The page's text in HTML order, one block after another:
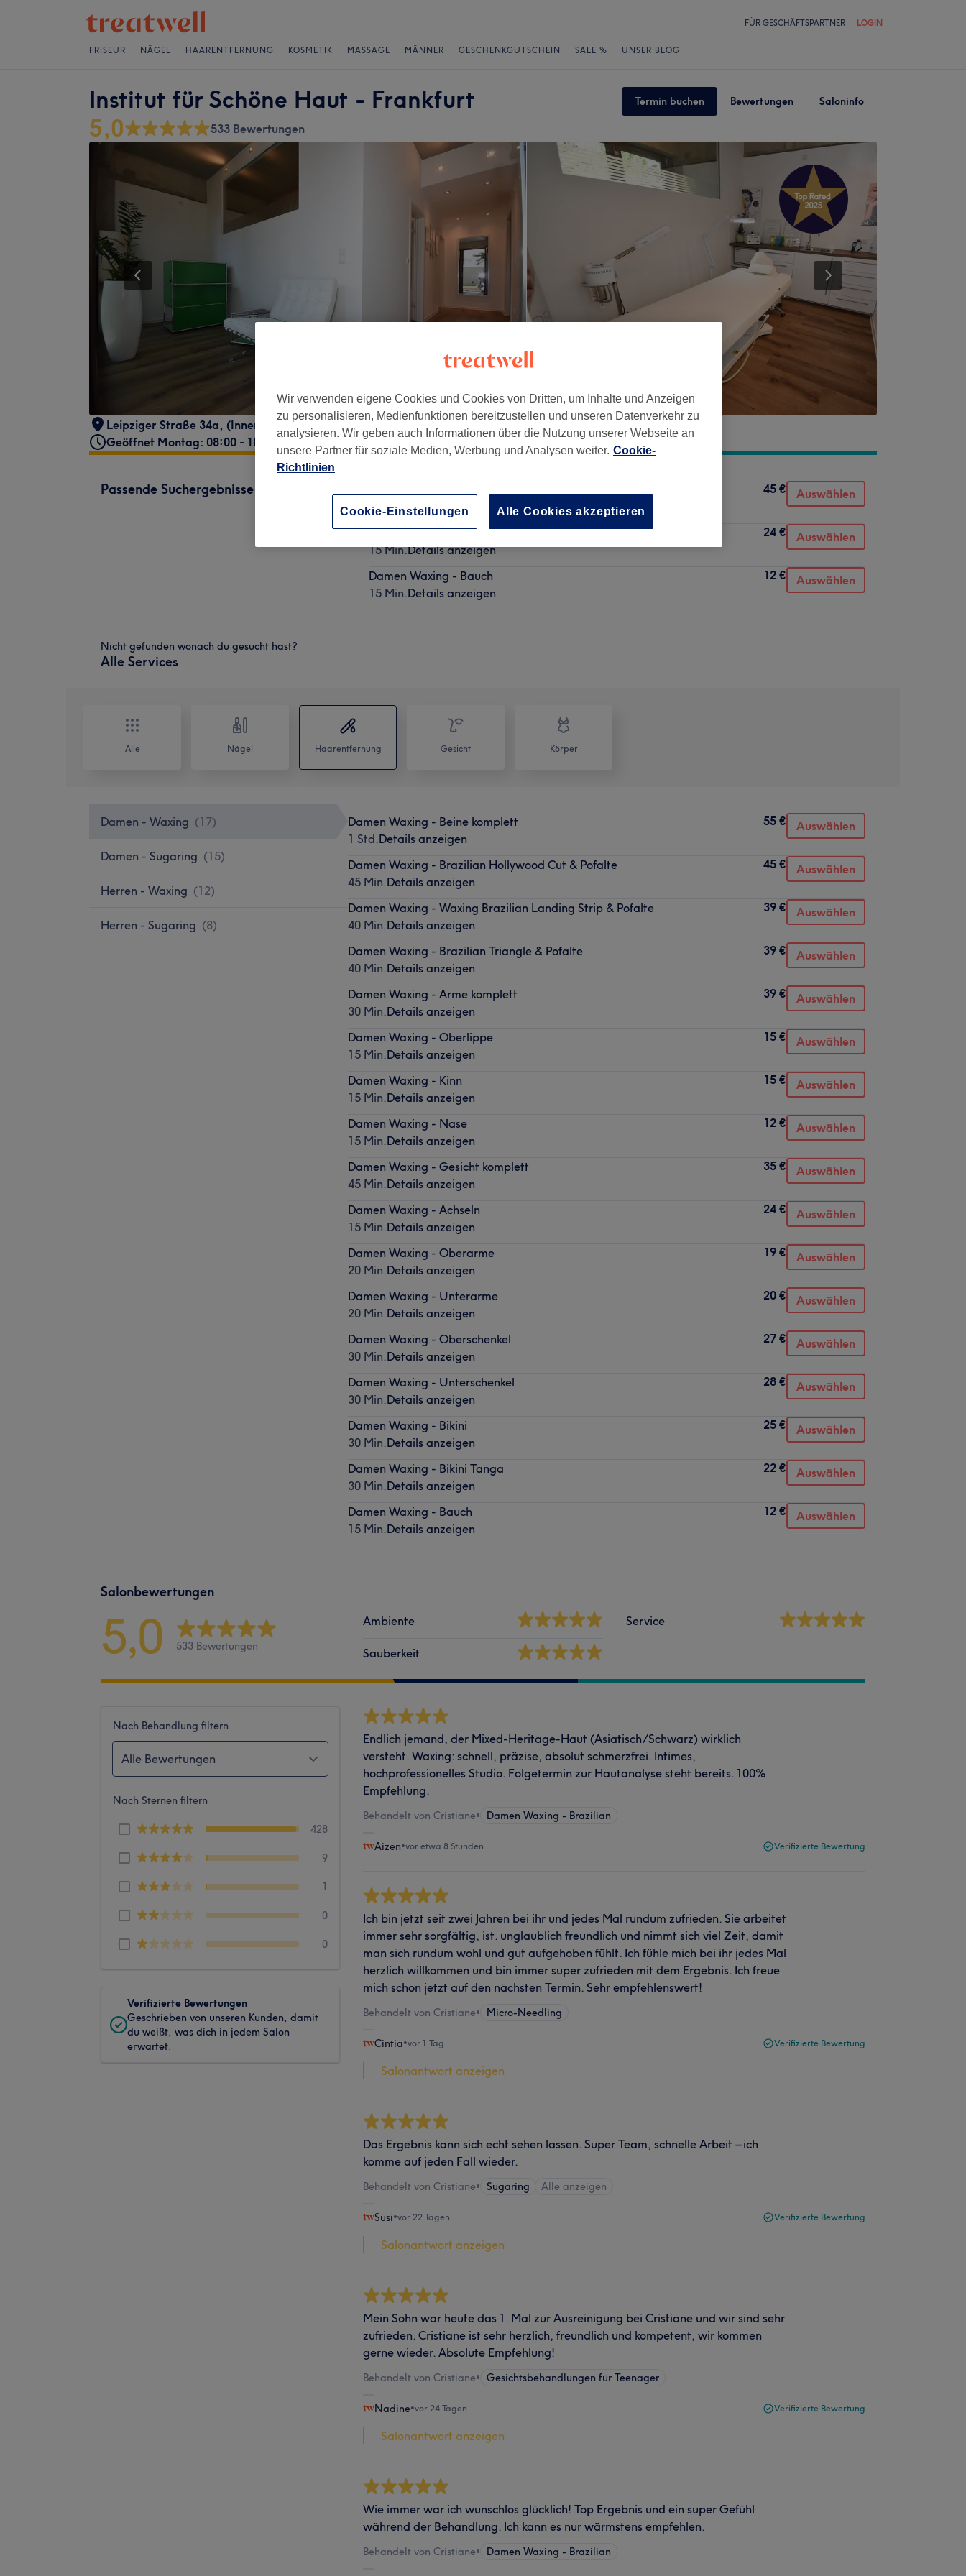
FÜR GESCHÄFTSPARTNER LOGIN
FRISEUR NÄGEL HAARENTFERNUNG KOSMETIK MASSAGE MÄNNER GESCHENKGUTSCHEIN SALE % UNSER BLOG
Institut für Schöne Haut - Frankfurt Termin buchen Bewertungen Saloninfo
5,0 533 Bewertungen
Leipziger Straße 34a, (Innenhof), Frankfurt am Main, Bockenheim, 60487
Geöffnet Montag: 08:00 - 18:00
Passende Suchergebnisse
45 Min.Details anzeigen
45 € Auswählen
Damen Waxing - Achseln
15 Min.Details anzeigen
24 € Auswählen
Damen Waxing - Bauch
15 Min.Details anzeigen
12 € Auswählen
Nicht gefunden wonach du gesucht hast?
Alle Services
Alle Nägel Haarentfernung Gesicht Körper
Damen - Waxing (17)
Damen - Sugaring (15)
Herren - Waxing (12)
Herren - Sugaring (8)
Damen Waxing - Beine komplett
1 Std.Details anzeigen
55 € Auswählen
Damen Waxing - Brazilian Hollywood Cut & Pofalte
45 Min.Details anzeigen
45 € Auswählen
Damen Waxing - Waxing Brazilian Landing Strip & Pofalte
40 Min.Details anzeigen
39 € Auswählen
Damen Waxing - Brazilian Triangle & Pofalte
40 Min.Details anzeigen
39 € Auswählen
Damen Waxing - Arme komplett
30 Min.Details anzeigen
39 € Auswählen
Damen Waxing - Oberlippe
15 Min.Details anzeigen
15 € Auswählen
Damen Waxing - Kinn
15 Min.Details anzeigen
15 € Auswählen
Damen Waxing - Nase
15 Min.Details anzeigen
12 € Auswählen
Damen Waxing - Gesicht komplett
45 Min.Details anzeigen
35 € Auswählen
Damen Waxing - Achseln
15 Min.Details anzeigen
24 € Auswählen
Damen Waxing - Oberarme
20 Min.Details anzeigen
19 € Auswählen
Damen Waxing - Unterarme
20 Min.Details anzeigen
20 € Auswählen
Damen Waxing - Oberschenkel
30 Min.Details anzeigen
27 € Auswählen
Damen Waxing - Unterschenkel
30 Min.Details anzeigen
28 € Auswählen
Damen Waxing - Bikini
30 Min.Details anzeigen
25 € Auswählen
Damen Waxing - Bikini Tanga
30 Min.Details anzeigen
22 € Auswählen
Damen Waxing - Bauch
15 Min.Details anzeigen
12 € Auswählen
Salonbewertungen
5,0 533 Bewertungen
Ambiente
Sauberkeit
Service
Nach Behandlung filtern
Alle Bewertungen
Nach Sternen filtern
428
9
1
0
0
Verifizierte Bewertungen
Geschrieben von unseren Kunden, damit
du weißt, was dich in jedem Salon
erwartet.
Endlich jemand, der Mixed-Heritage-Haut (Asiatisch/Schwarz) wirklich
versteht. Waxing: schnell, präzise, absolut schmerzfrei. Intimes,
hochprofessionelles Studio. Folgetermin zur Hautanalyse steht bereits. 100%
Empfehlung.
Behandelt von Cristiane• Damen Waxing - Brazilian
Aizen•vor etwa 8 Stunden Verifizierte Bewertung
Ich bin jetzt seit zwei Jahren bei ihr und jedes Mal rundum zufrieden. Sie arbeitet
immer sehr sorgfältig, ist. unglaublich freundlich und nimmt sich viel Zeit, damit
man sich rundum wohl und gut aufgehoben fühlt. Ich fühle mich bei ihr jedes Mal
herzlich willkommen und bin immer super zufrieden mit dem Ergebnis. Ich freue
mich schon jetzt auf den nächsten Termin. Sehr empfehlenswert!
Behandelt von Cristiane• Micro-Needling
Cintia•vor 1 Tag Verifizierte Bewertung
Salonantwort anzeigen
Das Ergebnis kann sich echt sehen lassen. Super Team, schnelle Arbeit – ich
komme auf jeden Fall wieder.
Behandelt von Cristiane• Sugaring Alle anzeigen
Susi•vor 22 Tagen Verifizierte Bewertung
Salonantwort anzeigen
Mein Sohn war heute das 1. Mal zur Ausreinigung bei Cristiane und wir sind sehr
zufrieden. Cristiane ist sehr herzlich, freundlich und kompetent, wir kommen
gerne wieder. Absolute Empfehlung!
Behandelt von Cristiane• Gesichtsbehandlungen für Teenager
Nadine•vor 24 Tagen Verifizierte Bewertung
Salonantwort anzeigen
Wie immer war ich wunschlos glücklich! Top Ergebnis und ein super Gefühl
während der Behandlung. Ich kann es nur wärmstens empfehlen.
Behandelt von Cristiane• Damen Waxing - Brazilian
Wir verwenden eigene Cookies und Cookies von Dritten, um Inhalte und Anzeigen
zu personalisieren, Medienfunktionen bereitzustellen und unseren Datenverkehr zu
analysieren. Wir geben auch Informationen über die Nutzung unserer Webseite an
unsere Partner für soziale Medien, Werbung und Analysen weiter. Cookie-
Richtlinien
Cookie-Einstellungen Alle Cookies akzeptieren